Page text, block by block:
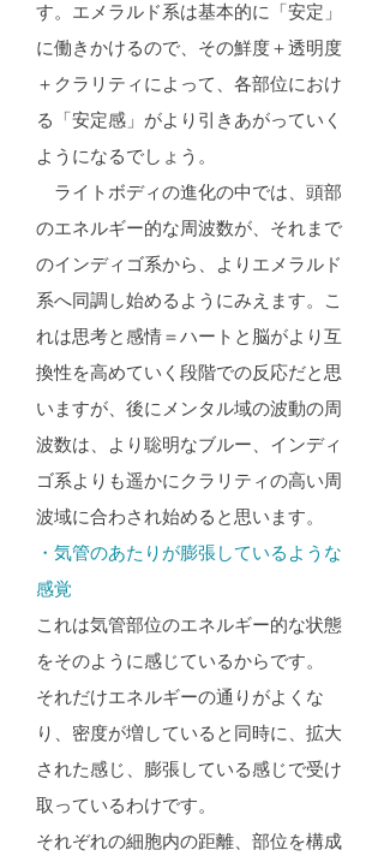
す。エメラルド系は基本的に「安定」
に働きかけるので、その鮮度＋透明度
＋クラリティによって、各部位におけ
る「安定感」がより引きあがっていく
ようになるでしょう。
ライトボディの進化の中では、頭部
のエネルギー的な周波数が、それまで
のインディゴ系から、よりエメラルド
系へ同調し始めるようにみえます。こ
れは思考と感情＝ハートと脳がより互
換性を高めていく段階での反応だと思
いますが、後にメンタル域の波動の周
波数は、より聡明なブルー、インディ
ゴ系よりも遥かにクラリティの高い周
波域に合わされ始めると思います。
・気管のあたりが膨張しているような
感覚
これは気管部位のエネルギー的な状態
をそのように感じているからです。
それだけエネルギーの通りがよくな
り、密度が増していると同時に、拡大
された感じ、膨張している感じで受け
取っているわけです。
それぞれの細胞内の距離、部位を構成